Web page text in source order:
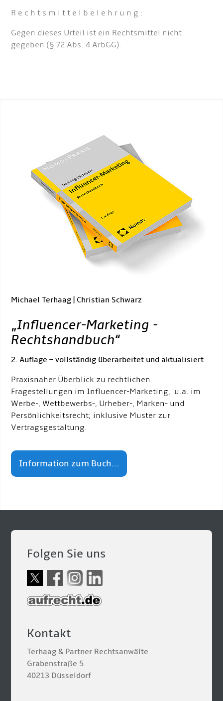
R e c h t s m i t t e l b e l e h r u n g :
Gegen dieses Urteil ist ein Rechtsmittel nicht
gegeben (§ 72 Abs. 4 ArbGG).
Michael Terhaag | Christian Schwarz
„Influencer-Marketing -
Rechtshandbuch“
2. Auflage – vollständig überarbeitet und aktualisiert
Praxisnaher Überblick zu rechtlichen
Fragestellungen im Influencer-Marketing, u.a. im
Werbe-, Wettbewerbs-, Urheber-, Marken- und
Persönlichkeitsrecht; inklusive Muster zur
Vertragsgestaltung.
Information zum Buch...
Folgen Sie uns
Kontakt
Terhaag & Partner Rechtsanwälte
Grabenstraße 5
40213 Düsseldorf